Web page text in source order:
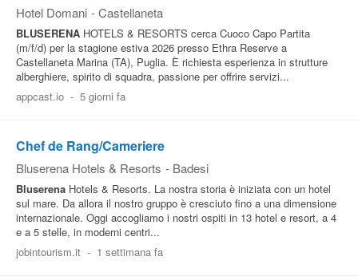
Hotel Domani - Castellaneta
BLUSERENA HOTELS & RESORTS cerca Cuoco Capo Partita
(m/f/d) per la stagione estiva 2026 presso Ethra Reserve a
Castellaneta Marina (TA), Puglia. È richiesta esperienza in strutture
alberghiere, spirito di squadra, passione per offrire servizi...
appcast.io - 5 giorni fa
Chef de Rang/Cameriere
Bluserena Hotels & Resorts - Badesi
Bluserena Hotels & Resorts. La nostra storia è iniziata con un hotel
sul mare. Da allora il nostro gruppo è cresciuto fino a una dimensione
internazionale. Oggi accogliamo i nostri ospiti in 13 hotel e resort, a 4
e a 5 stelle, in moderni centri...
jobintourism.it - 1 settimana fa